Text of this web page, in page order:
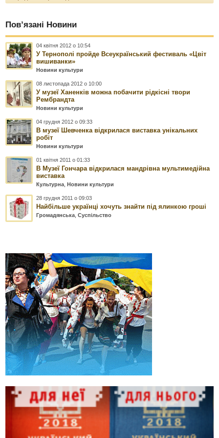
Пов’язані Новини
04 квітня 2012 о 10:54
У Тернополі пройде Всеукраїнський фестиваль «Цвіт
вишиванки»
Новини культури
08 листопада 2012 о 10:00
У музеї Ханенків можна побачити рідкісні твори
Рембрандта
Новини культури
04 грудня 2012 о 09:33
В музеї Шевченка відкрилася виставка унікальних
робіт
Новини культури
01 квітня 2011 о 01:33
В Музеї Гончара відкрилася мандрівна мультимедійна
виставка
Культурна ,Новини культури
28 грудня 2011 о 09:03
Найбільше українці хочуть знайти під ялинкою гроші
Громадянська ,Суспільство